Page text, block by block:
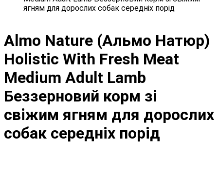
ягням для дорослих собак середніх порід
Almo Nature (Альмо Натюр)
Holistic With Fresh Meat
Medium Adult Lamb
Беззерновий корм зі
свіжим ягням для дорослих
собак середніх порід